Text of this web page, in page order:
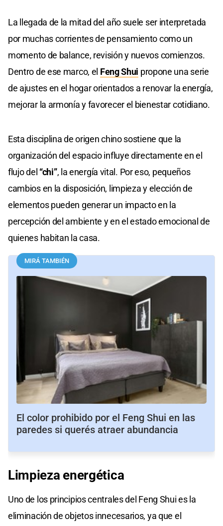
La llegada de la mitad del año suele ser interpretada
por muchas corrientes de pensamiento como un
momento de balance, revisión y nuevos comienzos.
Dentro de ese marco, el Feng Shui propone una serie
de ajustes en el hogar orientados a renovar la energía,
mejorar la armonía y favorecer el bienestar cotidiano.
Esta disciplina de origen chino sostiene que la
organización del espacio influye directamente en el
flujo del “chi”, la energía vital. Por eso, pequeños
cambios en la disposición, limpieza y elección de
elementos pueden generar un impacto en la
percepción del ambiente y en el estado emocional de
quienes habitan la casa.
MIRÁ TAMBIÉN
El color prohibido por el Feng Shui en las
paredes si querés atraer abundancia
Limpieza energética
Uno de los principios centrales del Feng Shui es la
eliminación de objetos innecesarios, ya que el